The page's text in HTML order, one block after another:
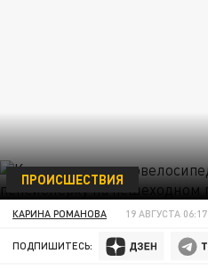
ПРОИСШЕСТВИЯ
КАРИНА РОМАНОВА 19 АВГУСТА 06:17
ПОДПИШИТЕСЬ: